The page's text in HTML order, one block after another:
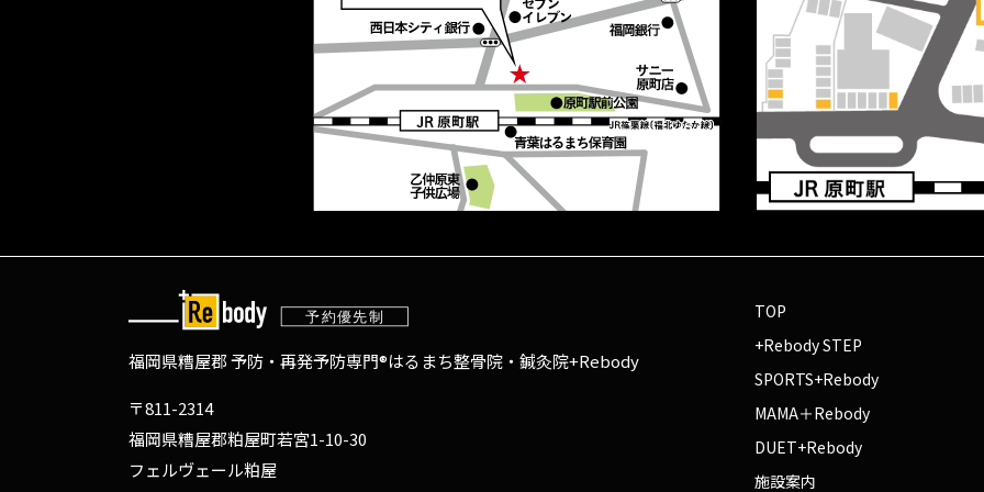
福岡県糟屋郡 予防・再発予防専門®はるまち整骨院・鍼灸院+Rebody
〒811-2314
福岡県糟屋郡粕屋町若宮1-10-30
フェルヴェール粕屋
TOP
+Rebody STEP
SPORTS+Rebody
MAMA＋Rebody
DUET+Rebody
施設案内